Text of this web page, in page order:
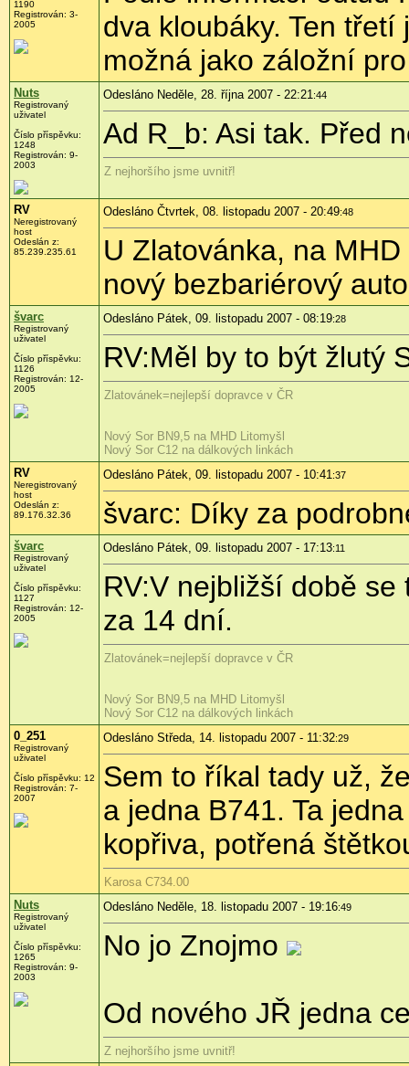
1190
Registrován: 3-
2005
dva kloubáky. Ten
možná jako záložní
Nuts
Registrovaný
uživatel
Číslo příspěvku:
1248
Registrován: 9-
2003
Odesláno Neděle, 28. října 2007 - 22:21:44
Ad R_b: Asi tak. Před
Z nejhoršího jsme uvnitř!
RV
Neregistrovaný
host
Odeslán z:
85.239.235.61
Odesláno Čtvrtek, 08. listopadu 2007 - 20:49:48
U Zlatovánka, na
nový bezbariérový
švarc
Registrovaný
uživatel
Číslo příspěvku:
1126
Registrován: 12-
2005
Odesláno Pátek, 09. listopadu 2007 - 08:19:28
RV:Měl by to být žlutý
Zlatovánek=nejlepší dopravce v ČR
Nový Sor BN9,5 na MHD Litomyšl
Nový Sor C12 na dálkových linkách
RV
Neregistrovaný
host
Odeslán z:
89.176.32.36
Odesláno Pátek, 09. listopadu 2007 - 10:41:37
švarc: Díky za
švarc
Registrovaný
uživatel
Číslo příspěvku:
1127
Registrován: 12-
2005
Odesláno Pátek, 09. listopadu 2007 - 17:13:11
RV:V nejbližší době
za 14 dní.
Zlatovánek=nejlepší dopravce v ČR
Nový Sor BN9,5 na MHD Litomyšl
Nový Sor C12 na dálkových linkách
0_251
Registrovaný
uživatel
Číslo příspěvku: 12
Registrován: 7-
2007
Odesláno Středa, 14. listopadu 2007 - 11:32:29
Sem to říkal tady už,
a jedna B741. Ta
kopřiva, potřená
Karosa C734.00
Nuts
Registrovaný
uživatel
Číslo příspěvku:
1265
Registrován: 9-
2003
Odesláno Neděle, 18. listopadu 2007 - 19:16:49
No jo Znojmo
Od nového JŘ jedna
Z nejhoršího jsme uvnitř!